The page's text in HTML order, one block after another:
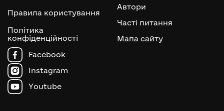
Правила користування
Політика
конфіденційності
Автори
Часті питання
Мапа сайту
Facebook
Instagram
Youtube